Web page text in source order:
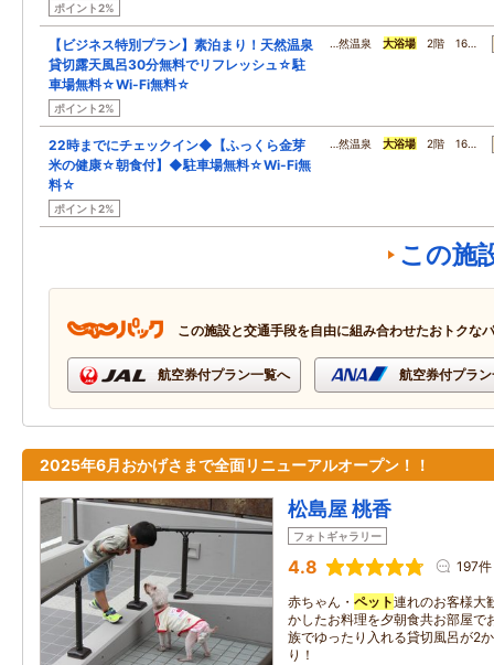
ポイント2%
【ビジネス特別プラン】素泊まり！天然温泉
貸切露天風呂30分無料でリフレッシュ☆駐
車場無料☆Wi-Fi無料☆
ポイント2%
…然温泉大浴場 2階 16…
22時までにチェックイン◆【ふっくら金芽
米の健康☆朝食付】◆駐車場無料☆Wi-Fi無
料☆
ポイント2%
…然温泉大浴場 2階 16…
この施
この施設と交通手段を自由に組み合わせたおトクな
航空券付プラン一覧へ 航空券付プラ
2025年6月おかげさまで全面リニューアルオープン！！
松島屋 桃香
フォトギャラリー
4.8 197件
赤ちゃん・ ペット連れのお客様大
かしたお料理を夕朝食共お部屋で
族でゆったり入れる貸切風呂が2
り！